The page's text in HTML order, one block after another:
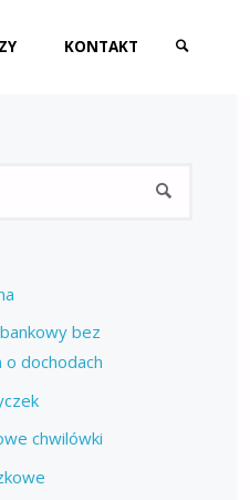
KONTAKT
SZUKAJ
bez
o dochodach
chwilówki